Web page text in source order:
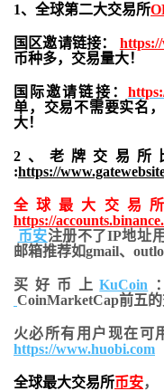
1、全球第二大交易所
国区邀请链接：
币种多，交易量大！
国际邀请链接：
单，交易不需要实名
大！
2、老牌交易所
:https://
全球最大交易所
https://
币安注册不了IP地址
邮箱推荐如gmail、
买好币上KuCoin
CoinMarketCap前五的
火必所有用户现在可
https://www.huobi.com
全球最大交易所币安，